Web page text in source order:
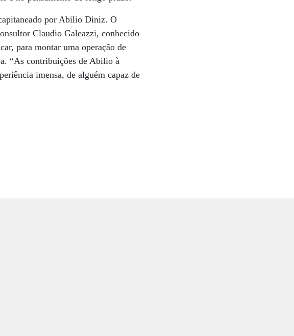
por Abilio Diniz. O
Claudio Galeazzi, conhecido
para montar uma operação de
“As contribuições de Abilio à
imensa, de alguém capaz de